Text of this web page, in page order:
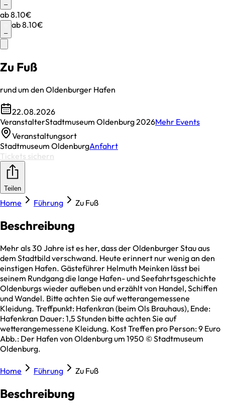
–
ab8.10€
–
ab8.10€
Zu Fuß
rund um den Oldenburger Hafen
22.08.2026
VeranstalterStadtmuseum Oldenburg 2026Mehr Events
Veranstaltungsort
Stadtmuseum OldenburgAnfahrt
Tickets sichern
Teilen
Home Führung Zu Fuß
Beschreibung
Mehr als 30 Jahre ist es her, dass der Oldenburger Stau aus
dem Stadtbild verschwand. Heute erinnert nur wenig an den
einstigen Hafen. Gästeführer Helmuth Meinken lässt bei
seinem Rundgang die lange Hafen- und Seefahrtsgeschichte
Oldenburgs wieder aufleben und erzählt von Handel, Schiffen
und Wandel. Bitte achten Sie auf wetterangemessene
Kleidung. Treffpunkt: Hafenkran (beim Ols Brauhaus), Ende:
Hafenkran Dauer: 1,5 Stunden bitte achten Sie auf
wetterangemessene Kleidung. Kost Treffen pro Person: 9 Euro
Abb.: Der Hafen von Oldenburg um 1950 © Stadtmuseum
Oldenburg.
Home Führung Zu Fuß
Beschreibung